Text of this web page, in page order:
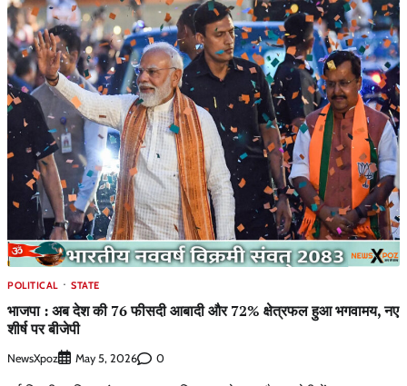
POLITICAL STATE
भाजपा : अब देश की 76 फीसदी आबादी और 72% क्षेत्रफल हुआ भगवामय, नए
शीर्ष पर बीजेपी
NewsXpoz May 5, 2026 0